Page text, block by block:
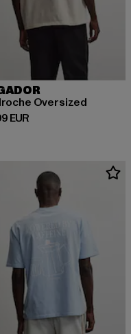
Oversized
EURPreis: 39,99 EUR